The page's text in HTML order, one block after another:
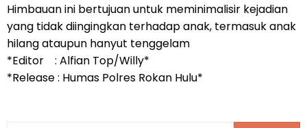
Himbauan ini bertujuan untuk meminimalisir kejadian
yang tidak diingingkan terhadap anak, termasuk anak
hilang ataupun hanyut tenggelam
*Editor : Alfian Top/Willy*
*Release : Humas Polres Rokan Hulu*